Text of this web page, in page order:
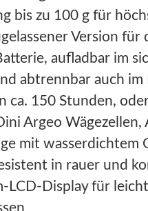
bis zu 100 g für
Version
aufladbar im
abtrennbar auch im
ca. 150 Stunden,
Argeo
mit wasserdichtem
in rauer und
LCD-Display für